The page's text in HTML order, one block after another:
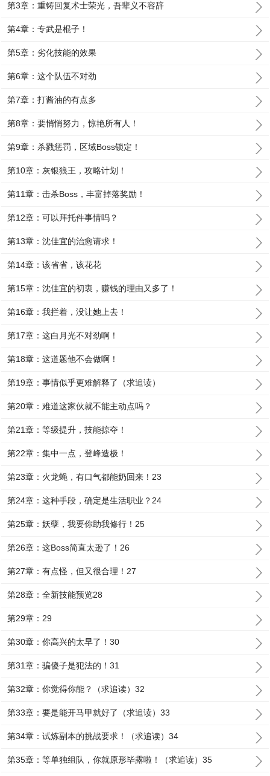
第3章：重铸回复术士荣光，吾辈义不容辞
第4章：专武是棍子！
第5章：劣化技能的效果
第6章：这个队伍不对劲
第7章：打酱油的有点多
第8章：要悄悄努力，惊艳所有人！
第9章：杀戮惩罚，区域Boss锁定！
第10章：灰银狼王，攻略计划！
第11章：击杀Boss，丰富掉落奖励！
第12章：可以拜托件事情吗？
第13章：沈佳宜的治愈请求！
第14章：该省省，该花花
第15章：沈佳宜的初衷，赚钱的理由又多了！
第16章：我拦着，没让她上去！
第17章：这白月光不对劲啊！
第18章：这道题他不会做啊！
第19章：事情似乎更难解释了（求追读）
第20章：难道这家伙就不能主动点吗？
第21章：等级提升，技能掠夺！
第22章：集中一点，登峰造极！
第23章：火龙蝇，有口气都能奶回来！23
第24章：这种手段，确定是生活职业？24
第25章：妖孽，我要你助我修行！25
第26章：这Boss简直太逊了！26
第27章：有点怪，但又很合理！27
第28章：全新技能预览28
第29章：29
第30章：你高兴的太早了！30
第31章：骗傻子是犯法的！31
第32章：你觉得你能？（求追读）32
第33章：要是能开马甲就好了（求追读）33
第34章：试炼副本的挑战要求！（求追读）34
第35章：等单独组队，你就原形毕露啦！（求追读）35